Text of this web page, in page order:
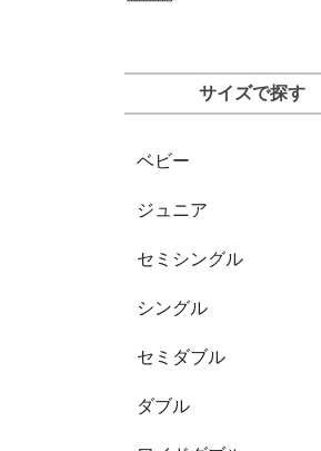
サイズで探す
ベビー
ジュニア
セミシングル
シングル
セミダブル
ダブル